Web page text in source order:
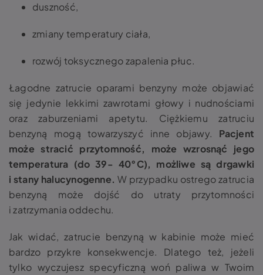
duszność,
zmiany temperatury ciała,
rozwój toksycznego zapalenia płuc.
Łagodne zatrucie oparami benzyny może objawiać
się jedynie lekkimi zawrotami głowy i nudnościami
oraz zaburzeniami apetytu. Ciężkiemu zatruciu
benzyną mogą towarzyszyć inne objawy. Pacjent
może stracić przytomność, może wzrosnąć jego
temperatura (do 39- 40°C), możliwe są drgawki
i stany halucynogenne. W przypadku ostrego zatrucia
benzyną może dojść do utraty przytomności
i zatrzymania oddechu.
Jak widać, zatrucie benzyną w kabinie może mieć
bardzo przykre konsekwencje. Dlatego też, jeżeli
tylko wyczujesz specyficzną woń paliwa w Twoim